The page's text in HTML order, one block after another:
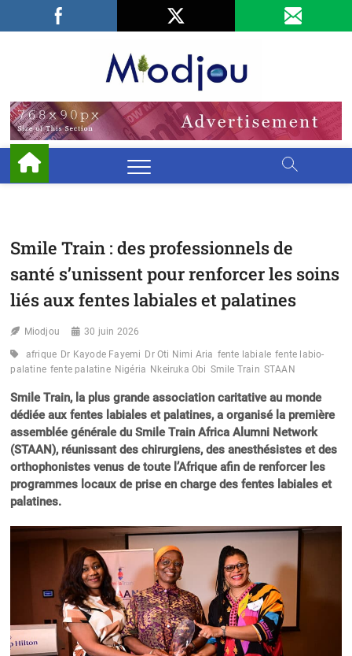
Facebook
LinkedIn
Smile Train : des professionnels de
santé s’unissent pour renforcer les soins
liés aux fentes labiales et palatines
Miodjou 30 juin 2026
afrique Dr Kayode Fayemi Dr Oti Nimi Aria fente labiale fente labio-
palatine fente palatine Nigéria Nkeiruka Obi Smile Train STAAN
Smile Train, la plus grande association caritative au monde
dédiée aux fentes labiales et palatines, a organisé la première
assemblée générale du Smile Train Africa Alumni Network
(STAAN), réunissant des chirurgiens, des anesthésistes et des
orthophonistes venus de toute l’Afrique afin de renforcer les
programmes locaux de prise en charge des fentes labiales et
palatines.